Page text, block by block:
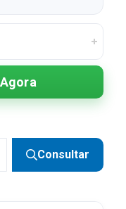
Consultar